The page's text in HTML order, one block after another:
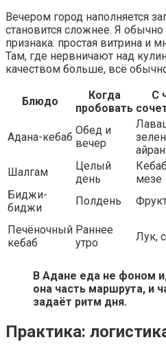
Вечером город наполняется
становится сложнее. Я
признака: простая витрина и
Там, где нервничают над
качеством больше, всё
Блюдо
Когда
пробовать
С
Адана-кебаб
Обед и
вечер
айран
Шалгам
Целый
день
мезе
Биджи-
биджи
Полдень
Печёночный
кебаб
Раннее
утро
Лук,
В Адане еда не фоном
она часть маршрута, и
задаёт ритм дня.
Практика: